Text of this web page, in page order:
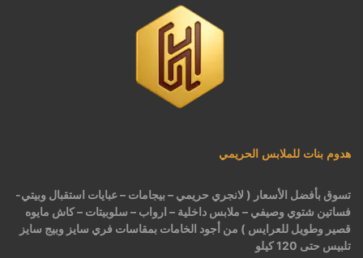
هدوم بنات للملابس الحريمي
تسوق بأفضل الأسعار ( لانجري حريمي – بيجامات – عبايات استقبال وبيتي-
فساتين شتوي وصيفي – ملابس داخلية – ارواب – سلوبيتات – كاش مايوه
قصير وطويل للعرايس ) من أجود الخامات بمقاسات فري سايز وبيج سايز
تلبيس حتى 120 كيلو